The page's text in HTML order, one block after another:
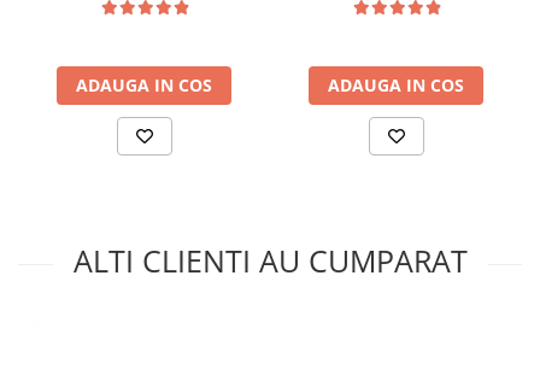
ADAUGA IN COS ADAUGA IN COS
ALTI CLIENTI AU CUMPARAT